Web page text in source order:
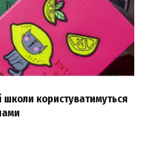
школи користуватимуться